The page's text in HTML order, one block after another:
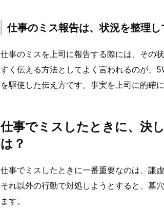
仕事のミス報告は、状況を整理
仕事のミスを上司に報告する際には、その
すく伝える方法としてよく言われるのが、
を駆使した伝え方です。事実を上司に的確
仕事でミスしたときに、決
は？
仕事でミスしたときに一番重要なのは、謙
それ以外の行動で対処しようとすると、墓
ます。